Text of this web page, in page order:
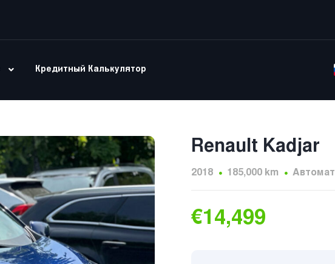
Кредитный Калькулятор
Renault Kadjar
2018 185,000 km Автомат
€14,499